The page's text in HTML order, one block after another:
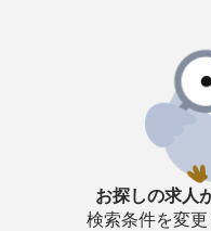
お探しの求人
検索条件を変